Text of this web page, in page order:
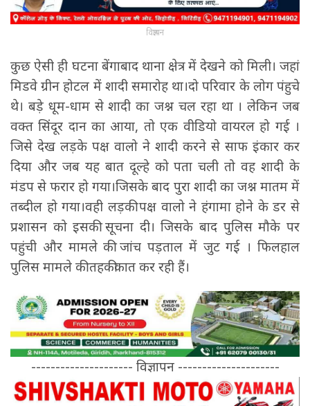
विज्ञापन
कुछ ऐसी ही घटना बेंगाबाद थाना क्षेत्र में देखने को मिली। जहां
मिडवे ग्रीन होटल में शादी समारोह था।दो परिवार के लोग पंहुचे
थे। बड़े धूम-धाम से शादी का जश्न चल रहा था । लेकिन जब
वक्त सिंदूर दान का आया, तो एक वीडियो वायरल हो गई ।
जिसे देख लड़के पक्ष वालो ने शादी करने से साफ इंकार कर
दिया और जब यह बात दूल्हे को पता चली तो वह शादी के
मंडप से फरार हो गया।जिसके बाद पुरा शादी का जश्न मातम में
तब्दील हो गया।वही लड़की पक्ष वालो ने हंगामा होने के डर से
प्रशासन को इसकी सूचना दी। जिसके बाद पुलिस मौके पर
पहुंची और मामले की जांच पड़ताल में जुट गई । फिलहाल
पुलिस मामले की तहकीकात कर रही हैं।
--------------------- विज्ञापन ---------------------